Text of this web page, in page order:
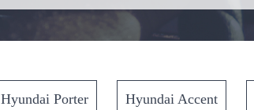
Hyundai Porter Hyundai Accent